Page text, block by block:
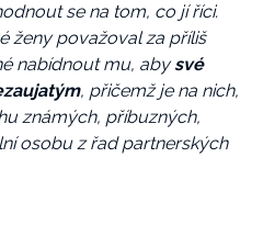
se na tom, co jí říci.
ženy považoval za příliš
nabídnout mu, abysvé
, přičemž je na nich,
známých, příbuzných,
osobu z řad partnerských